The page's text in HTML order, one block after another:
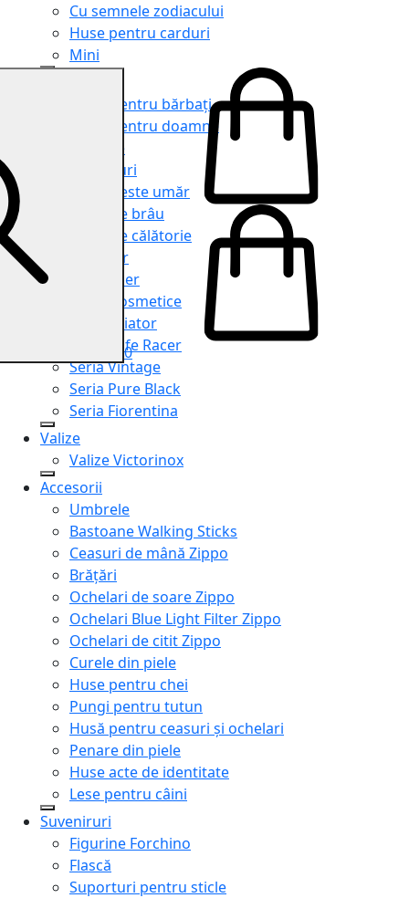
Cu semnele zodiacului
Huse pentru carduri
Mini
Genți pentru bărbați
Genți pentru doamne
Serviete
Rucsacuri
Genți peste umăr
Genți de brâu
Genți de călătorie
Shopper
Organiser
Truse cosmetice
Seria Aviator
Seria Cafe Racer
Seria Vintage
Seria Pure Black
Seria Fiorentina
Valize
Valize Victorinox
Accesorii
Umbrele
Bastoane Walking Sticks
Ceasuri de mână Zippo
Brățări
Ochelari de soare Zippo
Ochelari Blue Light Filter Zippo
Ochelari de citit Zippo
Curele din piele
Huse pentru chei
Pungi pentru tutun
Husă pentru ceasuri și ochelari
Penare din piele
Huse acte de identitate
Lese pentru câini
Suveniruri
Figurine Forchino
Flască
Suporturi pentru sticle
0